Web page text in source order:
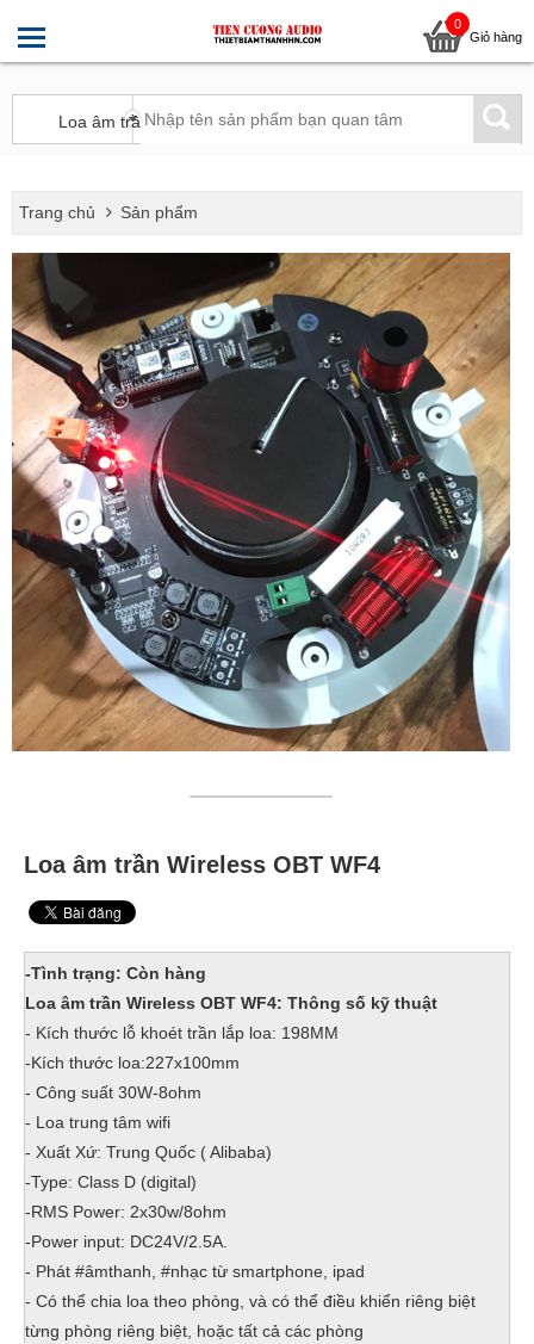
0
Giỏ hàng
Trang chủ Sản phẩm
Loa âm trần Wireless OBT WF4
-Tình trạng: Còn hàng
Loa âm trần Wireless OBT WF4: Thông số kỹ thuật
- Kích thước lỗ khoét trần lắp loa: 198MM
-Kích thước loa:227x100mm
- Công suất 30W-8ohm
- Loa trung tâm wifi
- Xuất Xứ: Trung Quốc ( Alibaba)
-Type: Class D (digital)
-RMS Power: 2x30w/8ohm
-Power input: DC24V/2.5A.
- Phát #âmthanh, #nhạc từ smartphone, ipad
- Có thể chia loa theo phòng, và có thể điều khiển riêng biệt
từng phòng riêng biệt, hoặc tất cả các phòng